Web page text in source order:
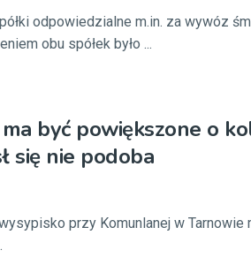
odpowiedzialne m.in. za wywóz
obu spółek było ...
być powiększone o
się nie podoba
przy Komunlanej w Tarnowie